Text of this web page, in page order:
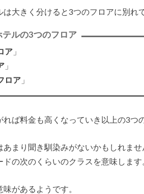
大きく分けると3つのフロアに別れ
ルの3つのフロア
ア 」
」
ロア 」
ば料金も高くなっていき以上の3つ
あまり聞き馴染みがないかもしれま
の次のくらいのクラスを意味します
味があるようです。